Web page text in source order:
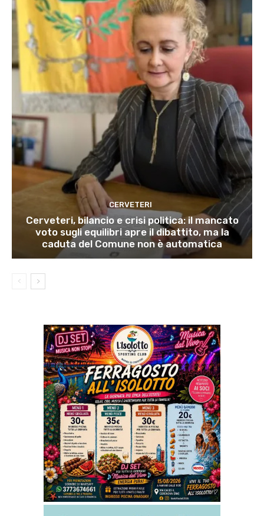
CERVETERI
Cerveteri, bilancio e crisi politica: il mancato
voto sugli equilibri apre il dibattito, ma la
caduta del Comune non è automatica